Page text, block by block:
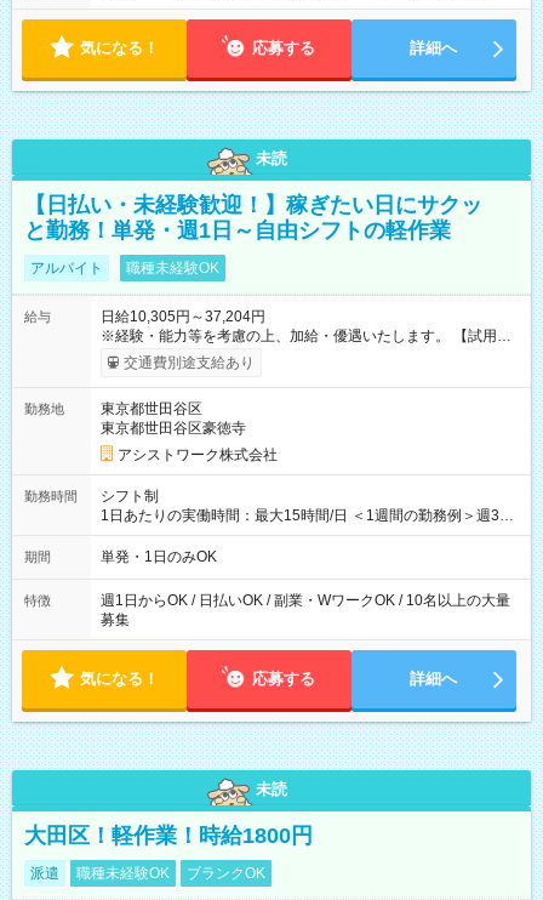
気になる！ 応募する 詳細へ
未読
【日払い・未経験歓迎！】稼ぎたい日にサクッ
と勤務！単発・週1日～自由シフトの軽作業
アルバイト 職種未経験OK
給与
日給10,305円～37,204円
※経験・能力等を考慮の上、加給・優遇いたします。 【試用期
間】試用期間なし
交通費別途支給あり
勤務地
東京都世田谷区
東京都世田谷区豪徳寺
アシストワーク株式会社
勤務時間
シフト制
1日あたりの実働時間：最大15時間/日 ＜1週間の勤務例＞週3回
勤務 勤務：月・水・金 休み：火・木・土・日 好きな時にお仕事
可能です！ ※1日あたりの最大実働時間は日勤、夜勤共に勤務し
期間 単発・1日のみOK
特徴
週1日からOK / 日払いOK / 副業・WワークOK / 10名以上の大量
募集
気になる！ 応募する 詳細へ
未読
大田区！軽作業！時給1800円
派遣 職種未経験OK ブランクOK